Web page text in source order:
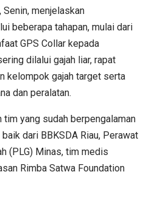
Senin, menjelaskan
beberapa tahapan, mulai dari
GPS Collar kepada
dilalui gajah liar, rapat
kelompok gajah target serta
dan peralatan.
yang sudah berpengalaman
dari BBKSDA Riau, Perawat
(PLG) Minas, tim medis
Rimba Satwa Foundation